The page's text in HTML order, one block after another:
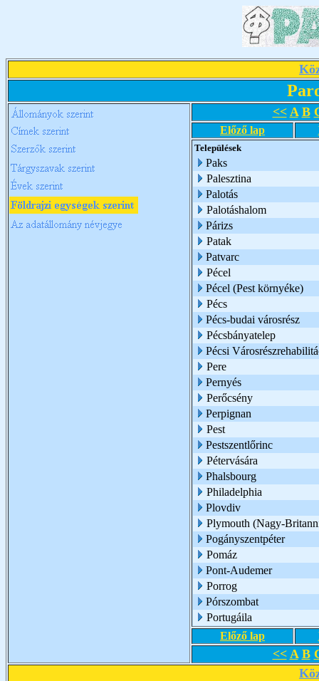
<< A B
Előző lap
Települések
Paks
Palesztina
Palotás
Palotáshalom
Párizs
Patak
Patvarc
Pécel
Pécel (Pest környéke)
Pécs
Pécs-budai városrész
Pécsbányatelep
Pécsi
Pere
Pernyés
Perőcsény
Perpignan
Pest
Pestszentlőrinc
Pétervására
Phalsbourg
Philadelphia
Plovdiv
Plymouth (Nagy-
Pogányszentpéter
Pomáz
Pont-Audemer
Porrog
Pórszombat
Portugáila
Előző lap
<< A B